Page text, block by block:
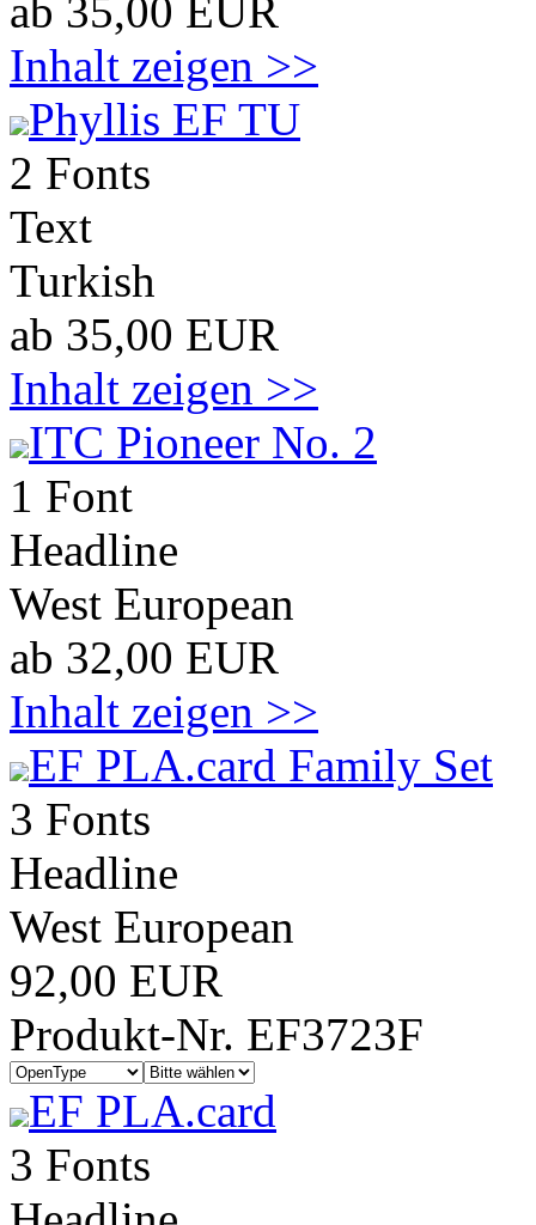
ab 35,00 EUR
Inhalt zeigen >>
Phyllis EF TU
2 Fonts
Text
Turkish
ab 35,00 EUR
Inhalt zeigen >>
ITC Pioneer No. 2
1 Font
Headline
West European
ab 32,00 EUR
Inhalt zeigen >>
EF PLA.card Family Set
3 Fonts
Headline
West European
92,00 EUR
Produkt-Nr. EF3723F
EF PLA.card
3 Fonts